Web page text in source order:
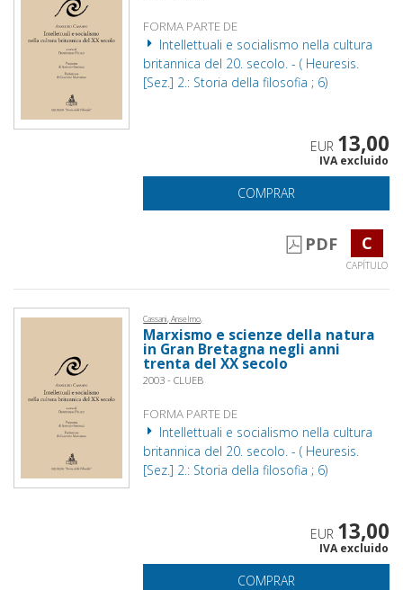
FORMA PARTE DE
Intellettuali e socialismo nella cultura
britannica del 20. secolo. - ( Heuresis.
[Sez.] 2.: Storia della filosofia ; 6)
EUR 13,00
IVA excluido
COMPRAR
PDF C
CAPÍTULO
Cassani, Anselmo,
Marxismo e scienze della natura
in Gran Bretagna negli anni
trenta del XX secolo
2003 - CLUEB
FORMA PARTE DE
Intellettuali e socialismo nella cultura
britannica del 20. secolo. - ( Heuresis.
[Sez.] 2.: Storia della filosofia ; 6)
EUR 13,00
IVA excluido
COMPRAR